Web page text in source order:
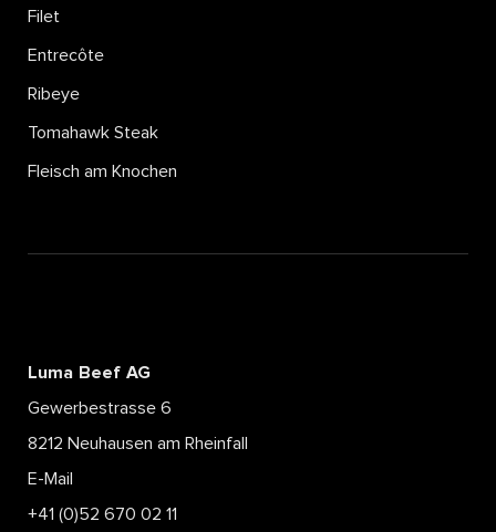
Filet
Entrecôte
Ribeye
Tomahawk Steak
Fleisch am Knochen
Luma Beef AG
Gewerbestrasse 6
8212 Neuhausen am Rheinfall
E-Mail
+41 (0)52 670 02 11